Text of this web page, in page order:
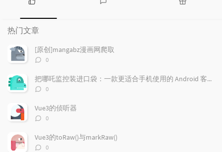
热
门
文
章
论
热门文章
[原创]mangabz漫画网爬取
评
数：
0
把哪吒监控装进口袋：一款更适合手机使用的 Android 客户端
评
数：
0
Vue3的侦听器
评
数：
0
Vue3的toRaw()与markRaw()
评
0